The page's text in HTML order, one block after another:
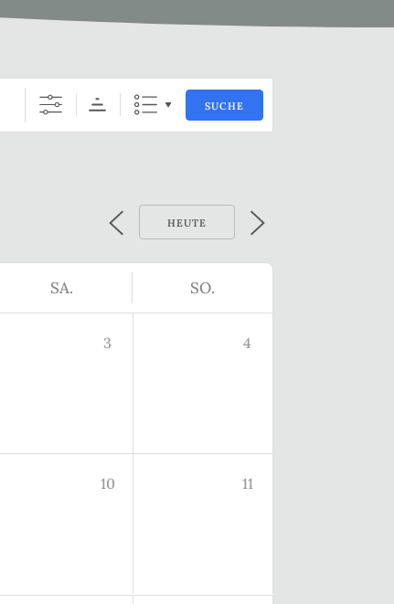
SUCHE
HEUTE
SA. SO.
3 4
10 11